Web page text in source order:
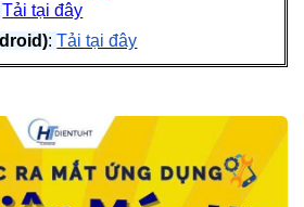
Tải tại đây
:Tải tại đây